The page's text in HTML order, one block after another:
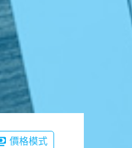
價格模式